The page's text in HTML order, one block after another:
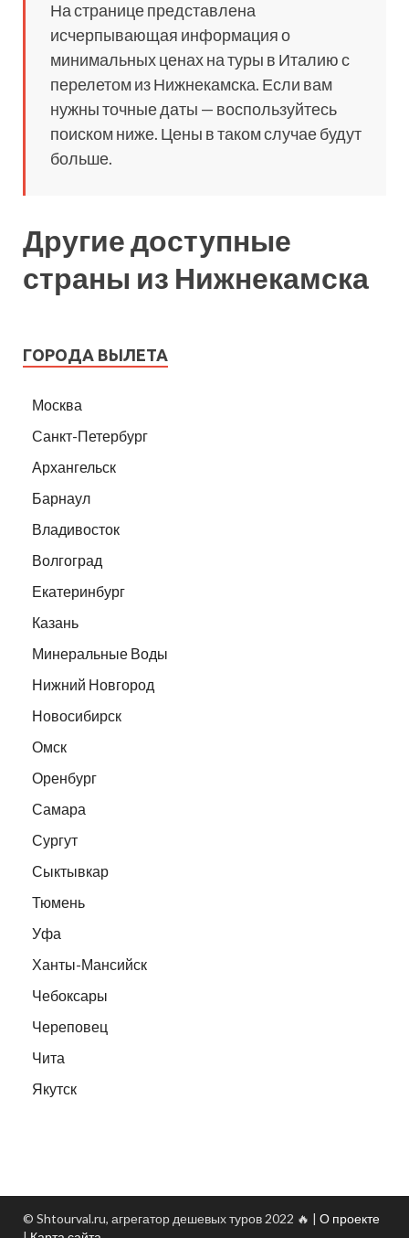
На странице представлена
исчерпывающая информация о
минимальных ценах на туры в Италию с
перелетом из Нижнекамска. Если вам
нужны точные даты — воспользуйтесь
поиском ниже. Цены в таком случае будут
больше.
Другие доступные
страны из Нижнекамска
ГОРОДА ВЫЛЕТА
Москва
Санкт-Петербург
Архангельск
Барнаул
Владивосток
Волгоград
Екатеринбург
Казань
Минеральные Воды
Нижний Новгород
Новосибирск
Омск
Оренбург
Самара
Сургут
Сыктывкар
Тюмень
Уфа
Ханты-Мансийск
Чебоксары
Череповец
Чита
Якутск
© Shtourval.ru, агрегатор дешевых туров 2022 🔥 | О проекте